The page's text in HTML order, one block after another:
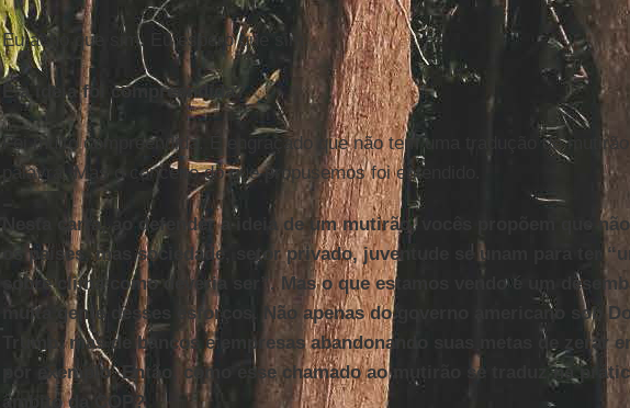
Eu acho que sim. Eu espero que sim.
E a ideia foi compreendida?
Foi muito compreendida. É engraçado que não tem uma tradução de
palavra. Mas o conceito do que propusemos foi entendido.
Nesta carta, ao defender a ideia de um mutirão, vocês propõem que
os países, mas sociedade, setor privado, juventude se unam para ter
sobre clima como deveria ser”. Mas o que estamos vendo é um
muita gente desses esforços. Não apenas do governo americano sob
Trump, mas de bancos e empresas abandonando suas metas de zerar
por exemplo. Então, como esse chamado ao mutirão se traduz na
âmbito da COP?